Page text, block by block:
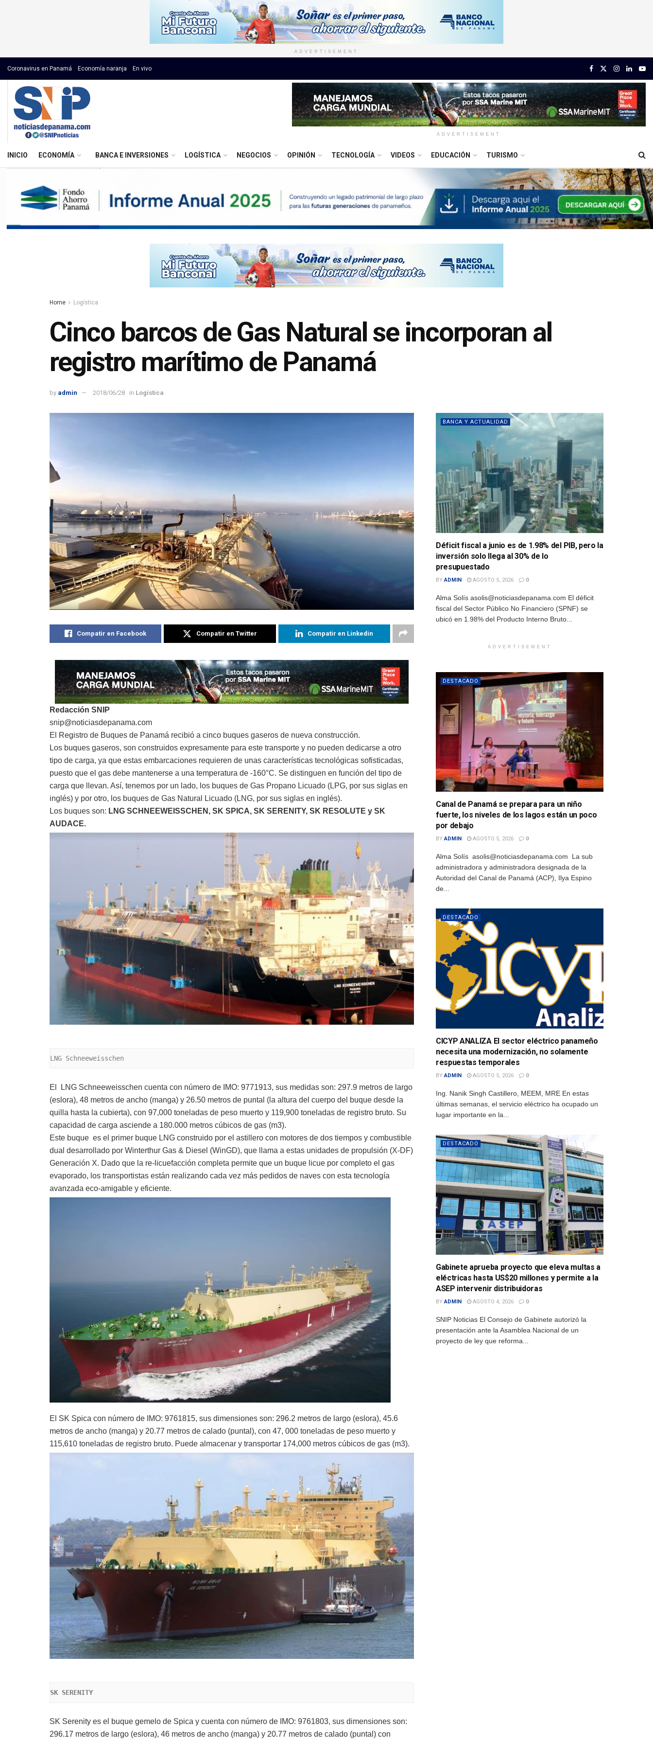
ADVERTISEMENT
Coronavirus en Panamá Economía naranja En vivo
ADVERTISEMENT
INICIO ECONOMÍA BANCA E INVERSIONES LOGÍSTICA NEGOCIOS OPINIÓN TECNOLOGÍA VIDEOS EDUCACIÓN TURISMO
Home Logística
Cinco barcos de Gas Natural se incorporan al
registro marítimo de Panamá
by admin 2018/06/28 in Logística
Compatir en Facebook Compatir en Twitter Compatir en Linkedin
Redacción SNIP
snip@noticiasdepanama.com
El Registro de Buques de Panamá recibió a cinco buques gaseros de nueva construcción.
Los buques gaseros, son construidos expresamente para este transporte y no pueden dedicarse a otro
tipo de carga, ya que estas embarcaciones requieren de unas características tecnológicas sofisticadas,
puesto que el gas debe mantenerse a una temperatura de -160°C. Se distinguen en función del tipo de
carga que llevan. Así, tenemos por un lado, los buques de Gas Propano Licuado (LPG, por sus siglas en
inglés) y por otro, los buques de Gas Natural Licuado (LNG, por sus siglas en inglés).
Los buques son: LNG SCHNEEWEISSCHEN, SK SPICA, SK SERENITY, SK RESOLUTE y SK
AUDACE.
LNG Schneeweisschen
El LNG Schneeweisschen cuenta con número de IMO: 9771913, sus medidas son: 297.9 metros de largo
(eslora), 48 metros de ancho (manga) y 26.50 metros de puntal (la altura del cuerpo del buque desde la
quilla hasta la cubierta), con 97,000 toneladas de peso muerto y 119,900 toneladas de registro bruto. Su
capacidad de carga asciende a 180.000 metros cúbicos de gas (m3).
Este buque es el primer buque LNG construido por el astillero con motores de dos tiempos y combustible
dual desarrollado por Winterthur Gas & Diesel (WinGD), que llama a estas unidades de propulsión (X-DF)
Generación X. Dado que la re-licuefacción completa permite que un buque licue por completo el gas
evaporado, los transportistas están realizando cada vez más pedidos de naves con esta tecnología
avanzada eco-amigable y eficiente.
El SK Spica con número de IMO: 9761815, sus dimensiones son: 296.2 metros de largo (eslora), 45.6
metros de ancho (manga) y 20.77 metros de calado (puntal), con 47, 000 toneladas de peso muerto y
115,610 toneladas de registro bruto. Puede almacenar y transportar 174,000 metros cúbicos de gas (m3).
SK SERENITY
SK Serenity es el buque gemelo de Spica y cuenta con número de IMO: 9761803, sus dimensiones son:
296.17 metros de largo (eslora), 46 metros de ancho (manga) y 20.77 metros de calado (puntal) con
BANCA Y ACTUALIDAD
Déficit fiscal a junio es de 1.98% del PIB, pero la
inversión solo llega al 30% de lo
presupuestado
BY ADMIN AGOSTO 5, 2026 0
Alma Solís asolis@noticiasdepanama.com El déficit
fiscal del Sector Público No Financiero (SPNF) se
ubicó en 1.98% del Producto Interno Bruto...
ADVERTISEMENT
DESTACADO
Canal de Panamá se prepara para un niño
fuerte, los niveles de los lagos están un poco
por debajo
BY ADMIN AGOSTO 5, 2026 0
Alma Solís asolis@noticiasdepanama.com La sub
administradora y administradora designada de la
Autoridad del Canal de Panamá (ACP), Ilya Espino
de...
DESTACADO
CICYP ANALIZA El sector eléctrico panameño
necesita una modernización, no solamente
respuestas temporales
BY ADMIN AGOSTO 5, 2026 0
Ing. Nanik Singh Castillero, MEEM, MRE En estas
últimas semanas, el servicio eléctrico ha ocupado un
lugar importante en la...
DESTACADO
Gabinete aprueba proyecto que eleva multas a
eléctricas hasta US$20 millones y permite a la
ASEP intervenir distribuidoras
BY ADMIN AGOSTO 4, 2026 0
SNIP Noticias El Consejo de Gabinete autorizó la
presentación ante la Asamblea Nacional de un
proyecto de ley que reforma...